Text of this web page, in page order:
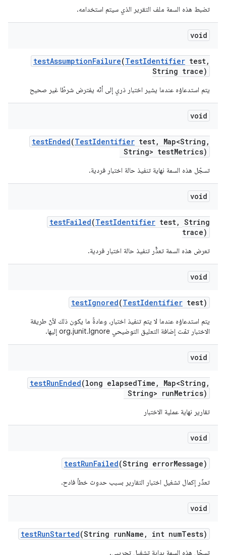
تضبط هذه السمة ملف التقرير الذي سيتم استخدامه.
void
testAssumptionFailure(TestIdentifier test,
String trace)
يتم استدعاؤه عندما يشير اختبار ذري إلى أنّه يفترض شرطًا غير صحيح
void
testEnded(TestIdentifier test, Map<String ,
String> testMetrics)
تسجّل هذه السمة نهاية تنفيذ حالة اختبار فردية.
void
testFailed(TestIdentifier test, String
trace)
تعرض هذه السمة تعذُّر تنفيذ حالة اختبار فردية.
void
testIgnored(TestIdentifier test)
يتم استدعاؤه عندما لا يتم تنفيذ اختبار، وعادةً ما يكون ذلك لأنّ طريقة
الاختبار تمّت إضافة التعليق التوضيحي org.junit.Ignore إليها.
void
testRunEnded(long elapsedTime , Map<String ,
String> runMetrics)
تقارير نهاية عملية الاختبار
void
testRunFailed(String errorMessage)
تعذّر إكمال تشغيل اختبار التقارير بسبب حدوث خطأ فادح.
void
testRunStarted(String runName , int numTests)
تسجّل هذه السمة بداية تشغيل تجريبي.